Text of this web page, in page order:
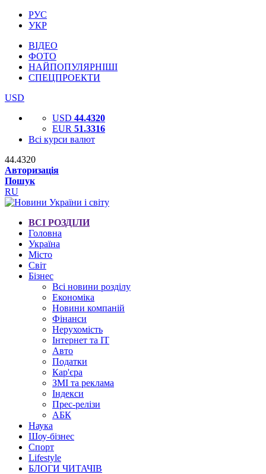
РУС
УКР
ВІДЕО
ФОТО
НАЙПОПУЛЯРНІШІ
СПЕЦПРОЕКТИ
USD
USD 44.4320
EUR 51.3316
Всі курси валют
44.4320
Авторизація
Пошук
RU
ВСІ РОЗДІЛИ
Головна
Україна
Місто
Світ
Бізнес
Всі новини розділу
Економіка
Новини компаній
Фінанси
Нерухомість
Інтернет та IT
Авто
Податки
Кар'єра
ЗМІ та реклама
Індекси
Прес-релізи
АБК
Наука
Шоу-бізнес
Спорт
Lifestyle
БЛОГИ ЧИТАЧІВ